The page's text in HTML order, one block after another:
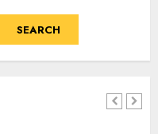
SEARCH